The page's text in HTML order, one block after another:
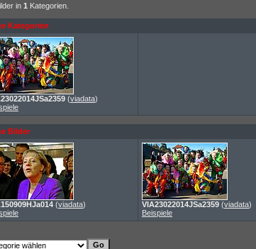
in 1 Kategorien.
Kategorien
(viadata)
Bilder
(viadata)
VIA23022014JSa2359 (viadata)
Beispiele